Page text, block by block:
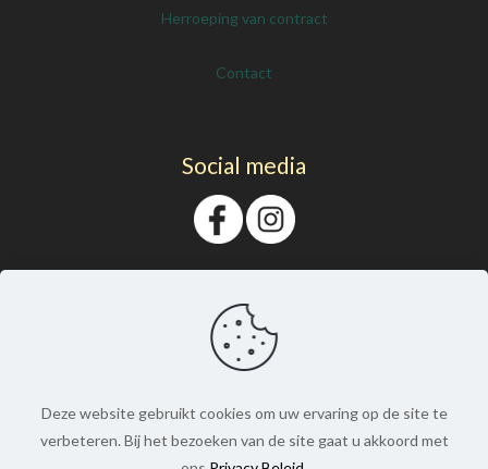
Herroeping van contract
Contact
Social media
Deze website gebruikt cookies om uw ervaring op de site te
verbeteren. Bij het bezoeken van de site gaat u akkoord met